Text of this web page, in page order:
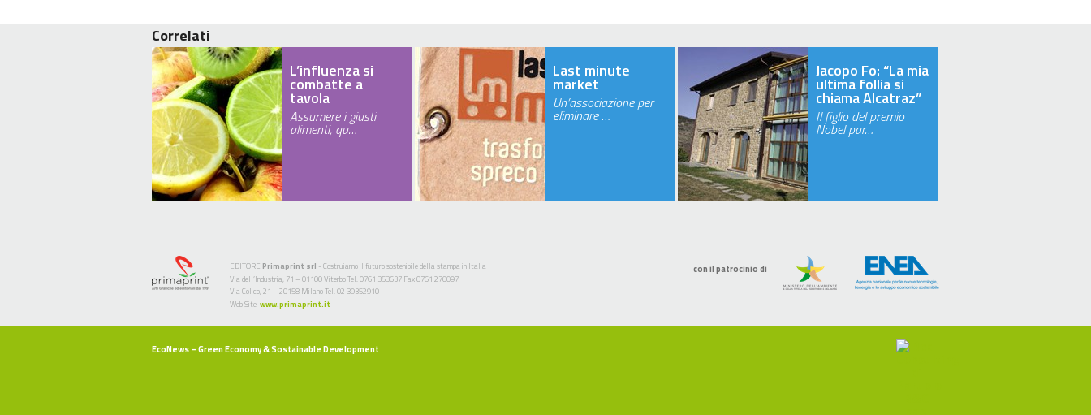
Correlati
L’influenza si
combatte a
tavola
Assumere i giusti
alimenti, qu…
Last minute
market
Un’associazione per
eliminare …
Jacopo Fo: “La mia
ultima follia si
chiama Alcatraz”
Il figlio del premio
Nobel par…
EDITORE Primaprint srl - Costruiamo il futuro sostenibile della stampa in Italia
Via dell’Industria, 71 – 01100 Viterbo Tel. 0761 353637 Fax 0761 270097
Via Colico, 21 – 20158 Milano Tel. 02 39352910
Web Site: www.primaprint.it
con il patrocinio di
EcoNews– Green Economy & Sostainable Development